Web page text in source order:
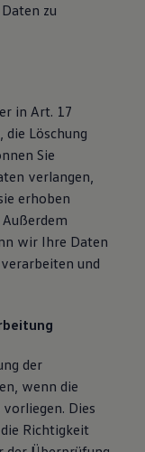
zu
in Art. 17
die Löschung
Sie
verlangen,
erhoben
wir Ihre Daten
und
der
wenn die
vorliegen. Dies
Richtigkeit